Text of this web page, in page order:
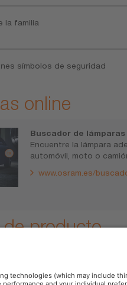
la familia
símbolos de seguridad
online
Buscador de
Encuentre la lámpara
automóvil, moto o
www.osram.es/
producto